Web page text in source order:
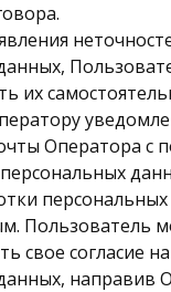
их
Оператора с
Пользователь
свое согласие
направив